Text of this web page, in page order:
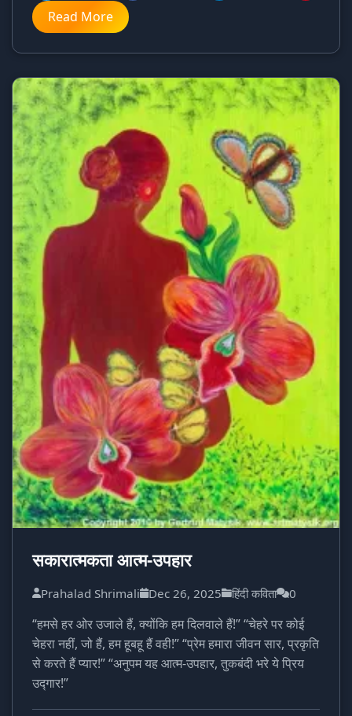
Read More
सकारात्मकता आत्म-उपहार
Prahalad Shrimali Dec 26, 2025 हिंदी कविता 0
“हमसे हर ओर उजाले हैं, क्योंकि हम दिलवाले हैं!” “चेहरे पर कोई
चेहरा नहीं, जो हैं, हम हूबहू हैं वही!” “प्रेम हमारा जीवन सार, प्रकृति
से करते हैं प्यार!” “अनुपम यह आत्म-उपहार, तुकबंदी भरे ये प्रिय
उद्गार!”